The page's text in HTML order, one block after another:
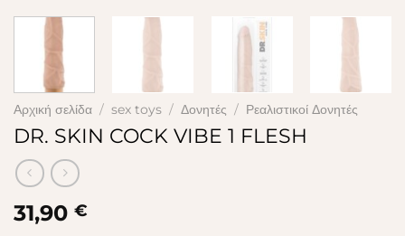
Αρχική σελίδα / sex toys / Δονητές / Ρεαλιστικοί Δονητές
DR. SKIN COCK VIBE 1 FLESH
31,90 €